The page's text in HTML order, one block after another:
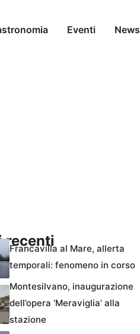
Eventi News
recenti
Francavilla al Mare, allerta
temporali: fenomeno in corso
Montesilvano, inaugurazione
dell’opera ‘Meraviglia’ alla
stazione